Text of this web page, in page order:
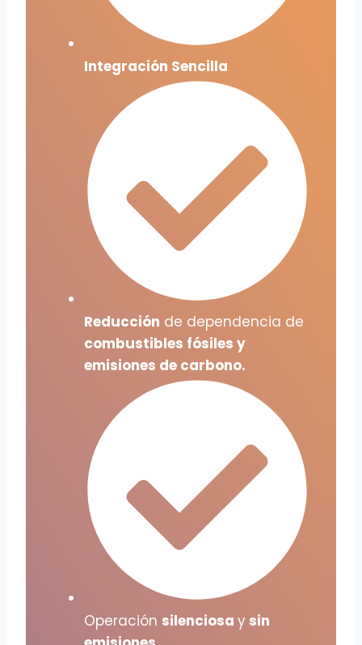
Integración Sencilla
Reducción de dependencia de
combustibles fósiles y
emisiones de carbono.
Operación silenciosa y sin